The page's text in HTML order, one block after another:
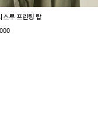
스루 프린팅 탑